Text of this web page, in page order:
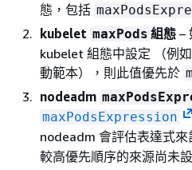
態，包括
kubelet maxPods 組態 –
kubelet 組態中設定 （例
動範本），則此值優先於
nodeadm
maxPodsExpression
nodeadm 會評估表達式來
較高優先順序的來源尚未